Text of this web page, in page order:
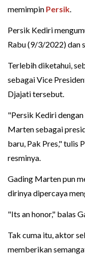
memimpin Persik.
Persik Kediri
Rabu (9/3/2022) dan
Terlebih diketahui,
sebagai Vice
Djajati tersebut.
"Persik Kediri
Marten sebagai
baru, Pak Pres," tulis
resminya.
Gading Marten pun
dirinya dipercaya
"Its an honor," balas
Tak cuma itu, aktor
memberikan